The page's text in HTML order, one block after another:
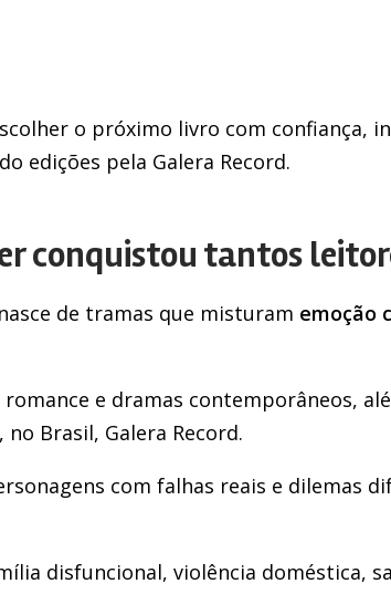
o próximo livro com confiança,
edições pela Galera Record.
conquistou tantos
de tramas que misturam emoção
e dramas contemporâneos,
Brasil, Galera Record.
com falhas reais e dilemas
disfuncional, violência doméstica,